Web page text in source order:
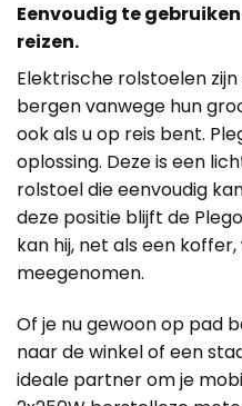
Eenvoudig te
reizen.
Elektrische rolstoelen
bergen vanwege hun
ook als u op reis bent.
oplossing. Deze is een
rolstoel die eenvoudig
deze positie blijft de
kan hij, net als een
meegenomen.
Of je nu gewoon op pad
naar de winkel of een
ideale partner om je